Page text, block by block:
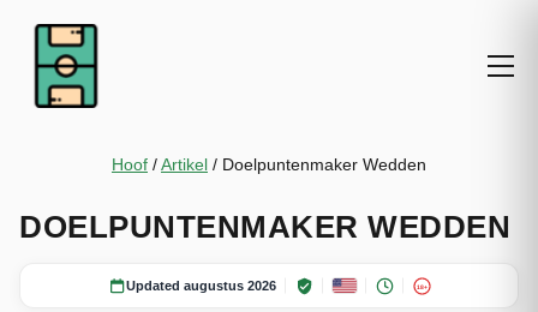
Hoof /Artikel / Doelpuntenmaker Wedden
DOELPUNTENMAKER WEDDEN
Updated augustus 2026 18+